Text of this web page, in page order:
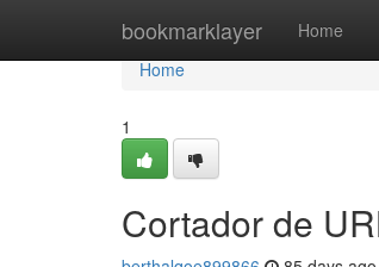
bookmarklayer Home
Home
Home
1
Cortador de